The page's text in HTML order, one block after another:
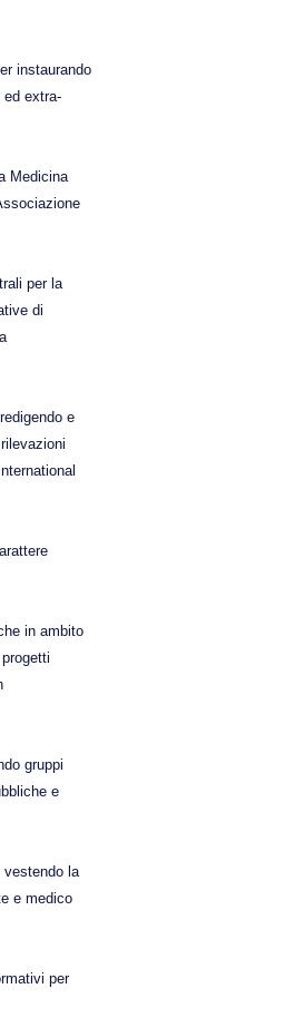
instaurando
extra-
Medicina
per la
di
e
in ambito
gruppi
e
vestendo la
e medico
per